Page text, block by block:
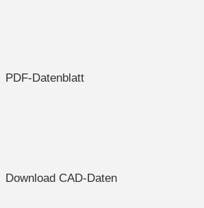
PDF-Datenblatt
Download CAD-Daten